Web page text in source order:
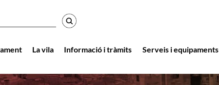
La vila Informació i tràmits Serveis i equipaments